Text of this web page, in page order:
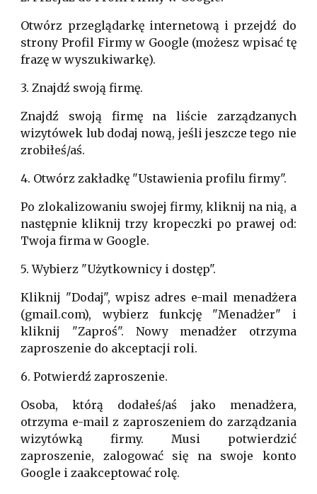
Otwórz przeglądarkę internetową i przejdź do
stronyProfil Firmy w Google (możesz wpisać tę
frazę w wyszukiwarkę).
3. Znajdź swoją firmę.
Znajdź swoją firmę na liście zarządzanych
wizytówek lub dodaj nową, jeśli jeszcze tego nie
zrobiłeś/aś.
4. Otwórz zakładkę "Ustawienia profilu firmy".
Po zlokalizowaniu swojej firmy, kliknij na nią, a
następnie kliknij trzy kropeczki po prawej od:
Twoja firma w Google.
5. Wybierz "Użytkownicy i dostęp".
Kliknij "Dodaj", wpisz adres e-mail menadżera
(gmail.com), wybierz funkcję "Menadżer" i
kliknij "Zaproś". Nowy menadżer otrzyma
zaproszenie do akceptacji roli.
6. Potwierdź zaproszenie.
Osoba, którą dodałeś/aś jako menadżera,
otrzyma e-mail z zaproszeniem do zarządzania
wizytówką firmy. Musi potwierdzić
zaproszenie, zalogować się na swoje konto
Google i zaakceptować rolę.